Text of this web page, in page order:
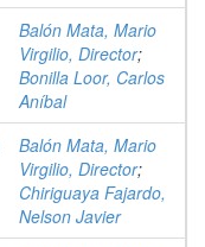
Balón Mata, Mario
Virgilio, Director;
Bonilla Loor, Carlos
Aníbal
Balón Mata, Mario
Virgilio, Director;
Chiriguaya Fajardo,
Nelson Javier